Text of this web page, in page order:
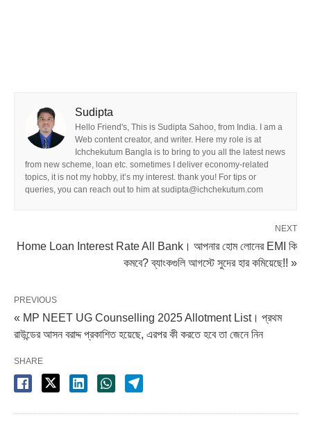
Sudipta
Hello Friend's, This is Sudipta Sahoo, from India. I am a
Web content creator, and writer. Here my role is at
Ichchekutum Bangla is to bring to you all the latest news
from new scheme, loan etc. sometimes I deliver economy-related
topics, it is not my hobby, it’s my interest. thank you! For tips or
queries, you can reach out to him at sudipta@ichchekutum.com
NEXT
Home Loan Interest Rate All Bank। আপনার হোম লোনের EMI কি
কমবে? ব্যাংকগুলি আগস্টে সুদের হার কমিয়েছে!! »
PREVIOUS
« MP NEET UG Counselling 2025 Allotment List। প্রথম
রাউন্ডের আসন বরাদ্দ প্রকাশিত হয়েছে, এরপর কী করতে হবে তা জেনে নিন
SHARE